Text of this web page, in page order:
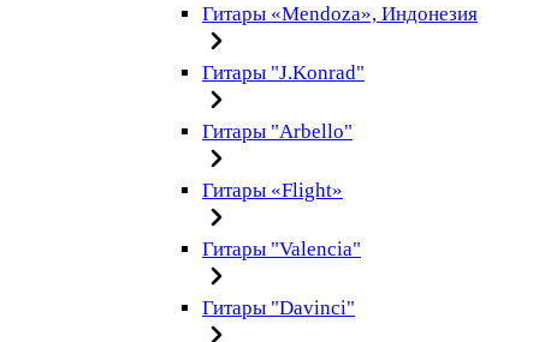
Гитары «Mendoza», Индонезия
Гитары "J.Konrad"
Гитары "Arbello"
Гитары «Flight»
Гитары "Valencia"
Гитары "Davinci"